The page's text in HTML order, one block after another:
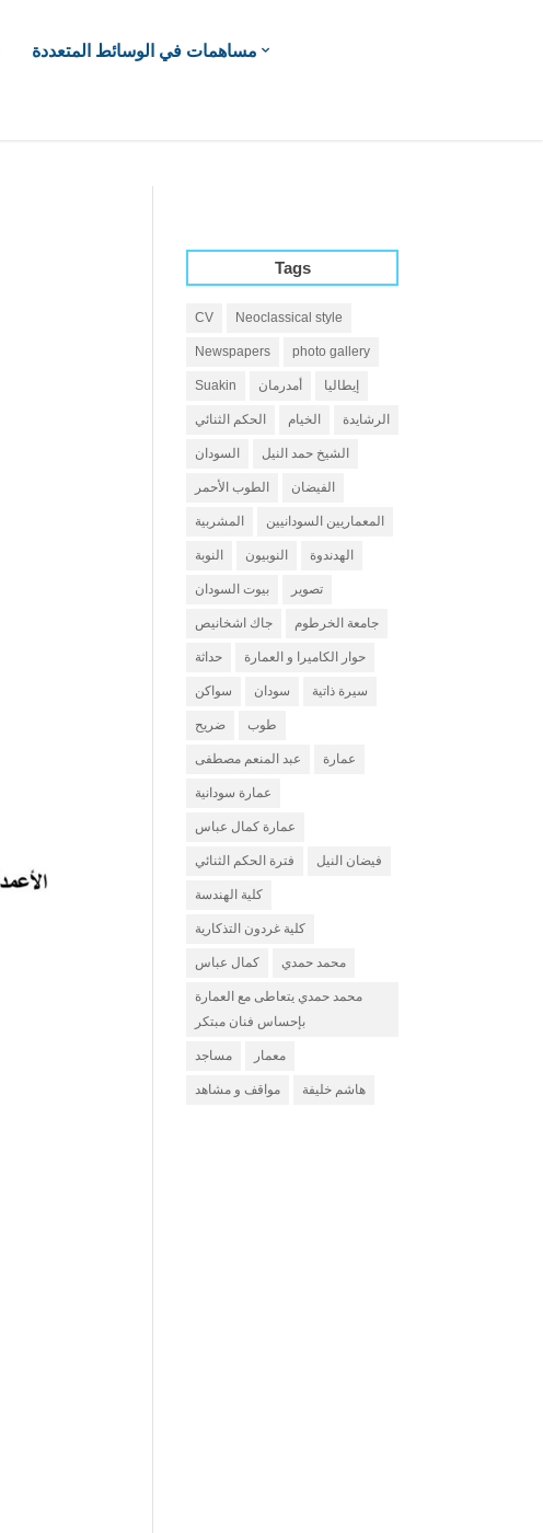
مساهمات في الوسائط المتعددة
Tags
CV Neoclassical style
Newspapers photo gallery
Suakin أمدرمان إيطاليا
الحكم الثنائي الخيام الرشايدة
السودان الشيخ حمد النيل
الطوب الأحمر الفيضان
المشربية المعماريين السودانيين
النوبة النوبيون الهدندوة
بيوت السودان تصوير
جاك اشخانيص جامعة الخرطوم
حداثة حوار الكاميرا و العمارة
سواكن سودان سيرة ذاتية
ضريح طوب
عبد المنعم مصطفى عمارة
عمارة سودانية
عمارة كمال عباس
فترة الحكم الثنائي فيضان النيل
كلية الهندسة
كلية غردون التذكارية
كمال عباس محمد حمدي
محمد حمدي يتعاطى مع العمارة
بإحساس فنان مبتكر
مساجد معمار
مواقف و مشاهد هاشم خليفة